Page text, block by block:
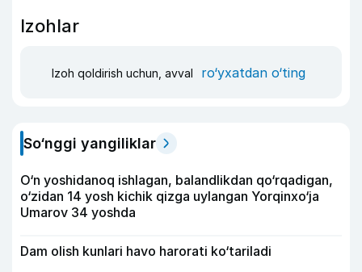
Izohlar
Izoh qoldirish uchun, avval ro‘yxatdan o‘ting
So‘nggi yangiliklar
O‘n yoshidanoq ishlagan, balandlikdan qo‘rqadigan,
o‘zidan 14 yosh kichik qizga uylangan Yorqinxo‘ja
Umarov 34 yoshda
Dam olish kunlari havo harorati ko‘tariladi